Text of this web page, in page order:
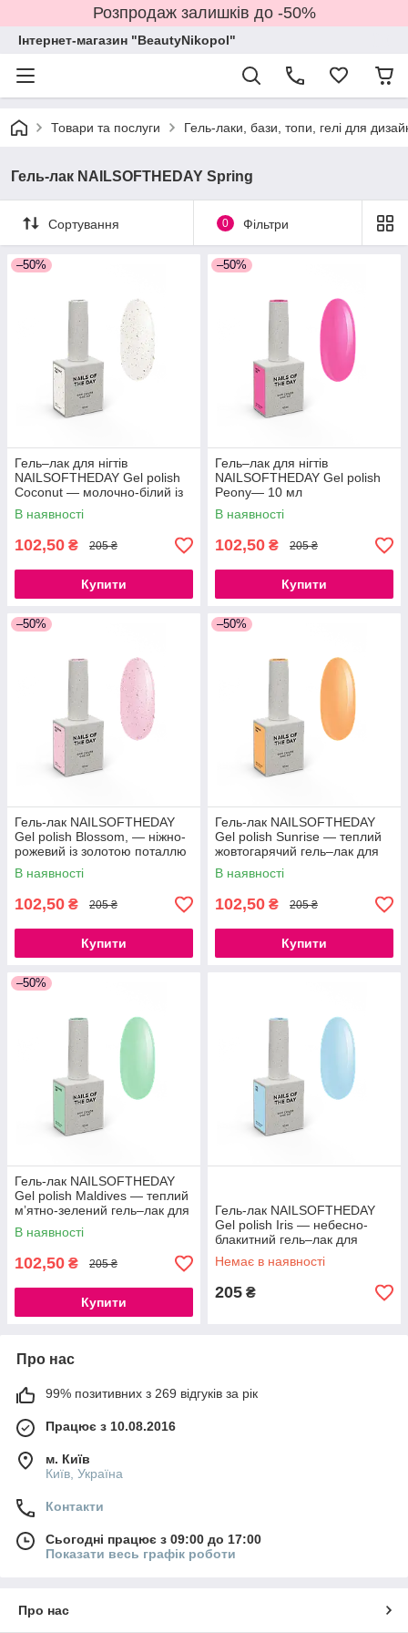
Розпродаж залишків до -50%
Інтернет-магазин "BeautyNikopol"
Товари та послуги Гель-лаки, бази, топи, гелі для
Гель-лак NAILSOFTHEDAY Spring
Сортування 0 Фільтри
–50%
Гель–лак для нігтів
NAILSOFTHEDAY Gel polish
Coconut — молочно-білий із
золотою поталлю, що
перекриває в один шар, 10
В наявності
102,50 ₴ 205 ₴
Купити
–50%
Гель–лак для нігтів
NAILSOFTHEDAY Gel polish
Peony— 10 мл
В наявності
102,50 ₴ 205 ₴
Купити
–50%
Гель-лак NAILSOFTHEDAY
Gel polish Blossom, — ніжно-
рожевий із золотою поталлю
гель–лак для нігтів, що
перекриває в один шар, 10
В наявності
102,50 ₴ 205 ₴
Купити
–50%
Гель-лак NAILSOFTHEDAY
Gel polish Sunrise — теплий
жовтогарячий гель–лак для
нігтів, що перекриває в один
шар, 10 мл
В наявності
102,50 ₴ 205 ₴
Купити
–50%
Гель-лак NAILSOFTHEDAY
Gel polish Maldives — теплий
мʼятно-зелений гель–лак для
нігтів, що перекриває в один
шар, 10 мл
В наявності
102,50 ₴ 205 ₴
Купити
Гель-лак NAILSOFTHEDAY
Gel polish Iris — небесно-
блакитний гель–лак для
нігтів, що перекриває в один
шар, 10 мл
Немає в наявності
205 ₴
Про нас
99% позитивних з 269 відгуків за рік
Працює з 10.08.2016
м. Київ
Київ, Україна
Контакти
Сьогодні працює з 09:00 до 17:00
Показати весь графік роботи
Про нас